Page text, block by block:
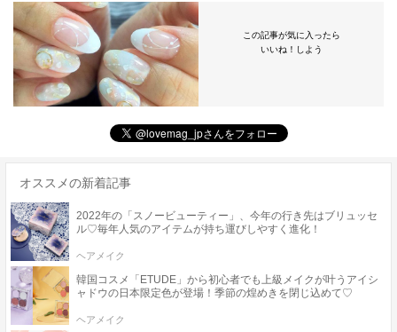
この記事が気に入ったら
いいね！しよう
オススメの新着記事
2022年の「スノービューティー」、今年の行き先はブリュッセ
ル♡毎年人気のアイテムが持ち運びしやすく進化！
ヘアメイク
韓国コスメ「ETUDE」から初心者でも上級メイクが叶うアイシ
ャドウの日本限定色が登場！季節の煌めきを閉じ込めて♡
ヘアメイク